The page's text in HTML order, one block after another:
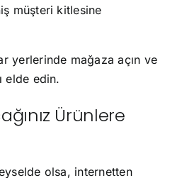
müşteri kitlesine
yerlerinde mağaza açın ve
elde edin.
Ürünlere
olsa, internetten